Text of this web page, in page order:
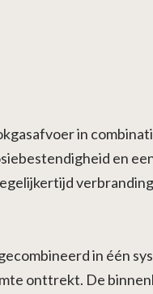
in
en
in één
onttrekt. De